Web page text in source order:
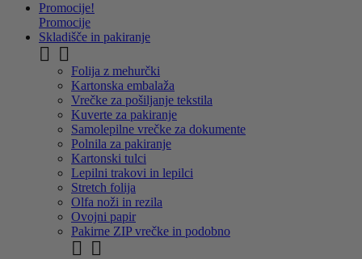
Promocije!
Promocije
Skladišče in pakiranje
 
Folija z mehurčki
Kartonska embalaža
Vrečke za pošiljanje tekstila
Kuverte za pakiranje
Samolepilne vrečke za dokumente
Polnila za pakiranje
Kartonski tulci
Lepilni trakovi in lepilci
Stretch folija
Olfa noži in rezila
Ovojni papir
Pakirne ZIP vrečke in podobno
 